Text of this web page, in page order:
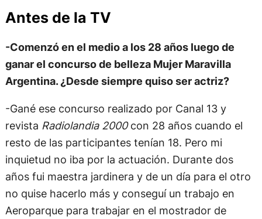
Antes de la TV
-Comenzó en el medio a los 28 años luego de
ganar el concurso de belleza Mujer Maravilla
Argentina. ¿Desde siempre quiso ser actriz?
-Gané ese concurso realizado por Canal 13 y
revista Radiolandia 2000con 28 años cuando el
resto de las participantes tenían 18. Pero mi
inquietud no iba por la actuación. Durante dos
años fui maestra jardinera y de un día para el otro
no quise hacerlo más y conseguí un trabajo en
Aeroparque para trabajar en el mostrador de